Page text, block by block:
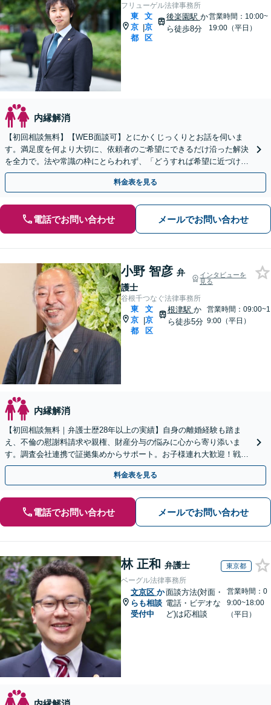
フリューゲル法律事務所
東
京
都
|
文
京
区
後楽園駅 か
ら徒歩8分
営業時間：10:00~
19:00（平日）
内縁解消
【初回相談無料】【WEB面談可】とにかくじっくりとお話を伺いま
す。満足度を何より大切に、依頼者のご希望にできるだけ沿った解決
を全力で。法や常識の枠にとらわれず、「どうすれば希望に近づけら
れるか」を優先します。【電話・メール相談可】
料金表を見る
電話でお問い合わせ メールでお問い合わせ
小野 智彦 弁
護士
インタビューを
見る
谷根千つなぐ法律事務所
東
京
都
|
文
京
区
根津駅 か
ら徒歩5分
営業時間：09:00~1
9:00（平日）
内縁解消
【初回相談無料｜弁護士歴28年以上の実績】自身の離婚経験も踏ま
え、不倫の慰謝料請求や親権、財産分与の悩みに心から寄り添いま
す。調査会社連携で証拠集めからサポート。お子様連れ大歓迎！戦略
的な再出発のために、まずはご相談ください。
料金表を見る
電話でお問い合わせ メールでお問い合わせ
林 正和 弁護士 東京都
ベーグル法律事務所
文京区 か
らも相談
受付中
面談方法(対面・
電話・ビデオな
ど)は応相談
営業時間：0
9:00~18:00
（平日）